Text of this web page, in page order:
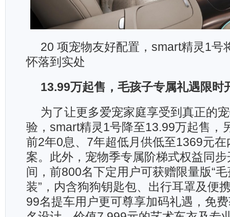
20 项宠物友好配置，smart精灵1号
怀落到实处
13.99万起售，毛孩子专属礼遇限时
为了让更多爱宠家庭享受到真正的
验，smart精灵1号降至13.99万起售，
前2年0息、7年超低月供低至1369元
案。此外，宠物季专属阶梯式权益同
间，前800名下定用户可获赠限量版“
装”，内含狗狗钥匙包、出行耳罩及便
99名提车用户更可尊享加码礼遇，免